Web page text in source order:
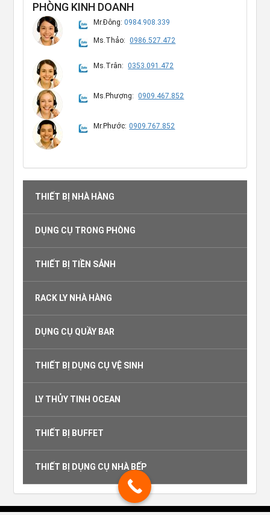
PHÒNG KINH DOANH
Mr.Đông:0984.908.339
Ms.Thảo: 0986.527.472
Ms.Trân: 0353.091.472
Ms.Phượng: 0909.467.852
Mr.Phước: 0909.767.852
THIẾT BỊ NHÀ HÀNG
DỤNG CỤ TRONG PHÒNG
THIẾT BỊ TIỀN SẢNH
RACK LY NHÀ HÀNG
DỤNG CỤ QUẦY BAR
THIẾT BỊ DỤNG CỤ VỆ SINH
LY THỦY TINH OCEAN
THIẾT BỊ BUFFET
THIẾT BỊ DỤNG CỤ NHÀ BẾP